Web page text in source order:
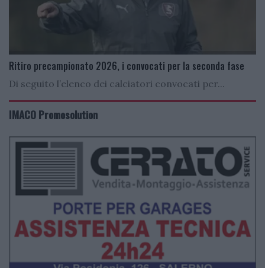
Ritiro precampionato 2026, i convocati per la seconda fase
Di seguito l’elenco dei calciatori convocati per...
IMACO Promosolution